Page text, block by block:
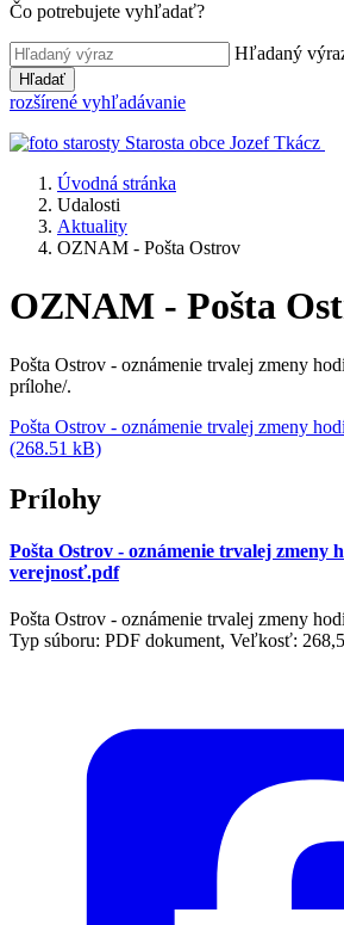
Čo potrebujete vyhľadať?
Hľadaný
Hľadať
rozšírené vyhľadávanie
Starosta obce Jozef Tkácz
Úvodná stránka
Udalosti
Aktuality
OZNAM - Pošta Ostrov
OZNAM - Pošta
Pošta Ostrov - oznámenie trvalej zmeny
prílohe/.
Pošta Ostrov - oznámenie trvalej zmeny
(268.51 kB)
Prílohy
Pošta Ostrov - oznámenie trvalej zmeny
verejnosť.pdf
Pošta Ostrov - oznámenie trvalej zmeny
Typ súboru: PDF dokument, Veľkosť: